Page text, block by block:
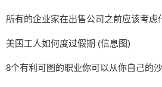
所有的企业家在出售公司之前应该考虑
美国工人如何度过假期 (信息图)
8个有利可图的职业你可以从你自己的